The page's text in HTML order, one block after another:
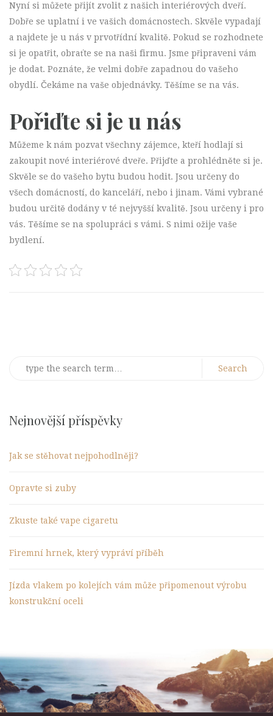
Nyní si můžete přijít zvolit z našich interiérových dveří.
Dobře se uplatní i ve vašich domácnostech. Skvěle vypadají
a najdete je u nás v prvotřídní kvalitě. Pokud se rozhodnete
si je opatřit, obraťte se na naši firmu. Jsme připraveni vám
je dodat. Poznáte, že velmi dobře zapadnou do vašeho
obydlí. Čekáme na vaše objednávky. Těšíme se na vás.
Pořiďte si je u nás
Můžeme k nám pozvat všechny zájemce, kteří hodlají si
zakoupit nové interiérové dveře. Přijďte a prohlédněte si je.
Skvěle se do vašeho bytu budou hodit. Jsou určeny do
všech domácností, do kanceláří, nebo i jinam. Vámi vybrané
budou určitě dodány v té nejvyšší kvalitě. Jsou určeny i pro
vás. Těšíme se na spolupráci s vámi. S nimi ožije vaše
bydlení.
Search
Nejnovější příspěvky
Jak se stěhovat nejpohodlněji?
Opravte si zuby
Zkuste také vape cigaretu
Firemní hrnek, který vypráví příběh
Jízda vlakem po kolejích vám může připomenout výrobu
konstrukční oceli